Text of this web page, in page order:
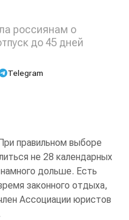
россиянам о
до 45 дней
Telegram
правильном выборе
не 28 календарных
дольше. Есть
законного отдыха,
Ассоциации юристов